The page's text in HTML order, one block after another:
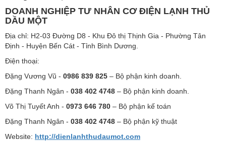
DOANH NGHIỆP TƯ NHÂN CƠ ĐIỆN LẠNH THỦ
DẦU MỘT
Địa chỉ: H2-03 Đường D8 - Khu Đô thị Thịnh Gia - Phường Tân
Định - Huyện Bến Cát - Tỉnh Bình Dương.
Điện thoại:
Đặng Vương Vũ - 0986 839 825 – Bộ phận kinh doanh.
Đặng Thanh Ngân - 038 402 4748 – Bộ phận kinh doanh.
Võ Thị Tuyết Anh - 0973 646 780 – Bộ phận kế toán
Đặng Thanh Ngân - 038 402 4748 – Bộ phận kỹ thuật
Website: http://dienlanhthudaumot.com